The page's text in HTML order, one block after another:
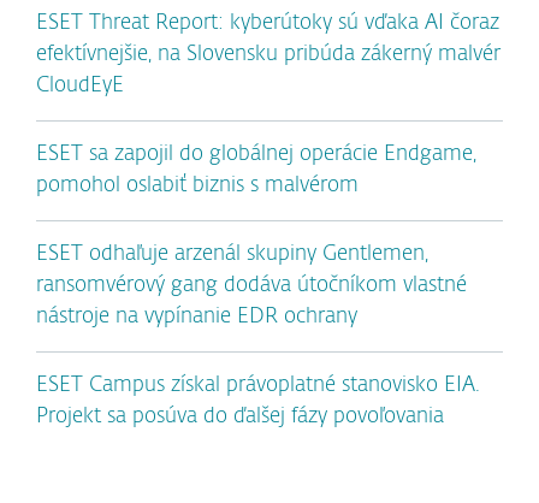
ESET Threat Report: kyberútoky sú vďaka AI čoraz
efektívnejšie, na Slovensku pribúda zákerný malvér
CloudEyE
ESET sa zapojil do globálnej operácie Endgame,
pomohol oslabiť biznis s malvérom
ESET odhaľuje arzenál skupiny Gentlemen,
ransomvérový gang dodáva útočníkom vlastné
nástroje na vypínanie EDR ochrany
ESET Campus získal právoplatné stanovisko EIA.
Projekt sa posúva do ďalšej fázy povoľovania